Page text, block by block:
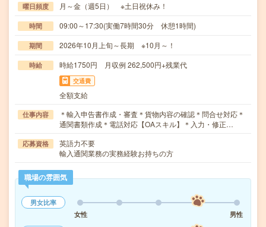
曜日頻度 月～金（週5日） ※土日祝休み！
時間 09:00～17:30(実働7時間30分 休憩1時間)
期間 2026年10月上旬～長期 ※10月～！
時給 時給1750円 月収例 262,500円+残業代
交通費
全額支給
仕事内容
＊輸入申告書作成・審査＊貨物内容の確認＊問合せ対応＊
通関書類作成＊電話対応【OAスキル】＊入力・修正…
応募資格
英語力不要
輸入通関業務の実務経験お持ちの方
職場の雰囲気
男女比率
女性
男性